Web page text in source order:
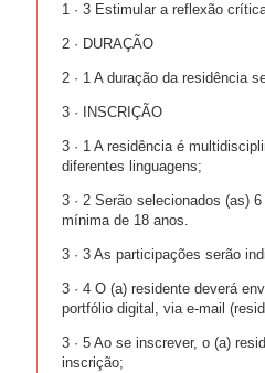
1 · 3 Estimular a reflexão
2 · DURAÇÃO
2 · 1 A duração da residência
3 · INSCRIÇÃO
3 · 1 A residência é
diferentes linguagens;
3 · 2 Serão selecionados (as)
mínima de 18 anos.
3 · 3 As participações serão
3 · 4 O (a) residente deverá
portfólio digital, via e-mail
3 · 5 Ao se inscrever, o (a)
inscrição;